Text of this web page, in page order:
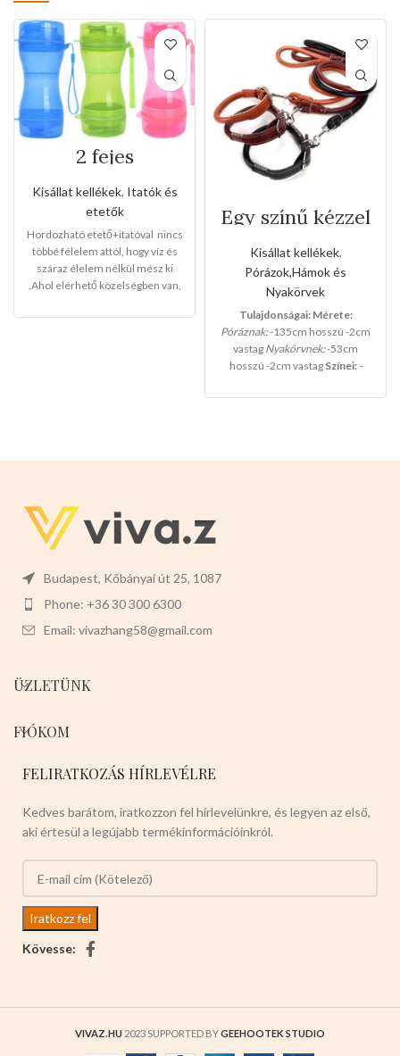
2 fejes
hordozható
etető+itató
Kisállat kellékek, Itatók és
etetők
Hordozható etető+itatóval nincs
többé félelem attól, hogy víz és
száraz élelem nélkül mész ki
.Ahol elérhető közelségben van,
minőség,maximális
RÓZSASZÍN -KÉK -ZÖLD
Egy színű kézzel
varrott bőr póráz
és nyakörv
szett(Kis méret)
Kisállat kellékek,
Pórázok,Hámok és
Nyakörvek
Tulajdonságai: Mérete:
Póráznak:-135cm hosszú -2cm
vastag Nyakörvnek:-53cm
hosszú -2cm vastag Színei: -
Budapest, Kőbányai út 25, 1087
Phone: +36 30 300 6300
Email: vivazhang58@gmail.com
ÜZLETÜNK
FIÓKOM
FELIRATKOZÁS HÍRLEVÉLRE
Kedves barátom, iratkozzon fel hírlevelünkre, és legyen az első,
aki értesül a legújabb termékinformációinkról.
Kövesse:
VIVAZ.HU 2023 SUPPORTED BYGEEHOOTEK STUDIO